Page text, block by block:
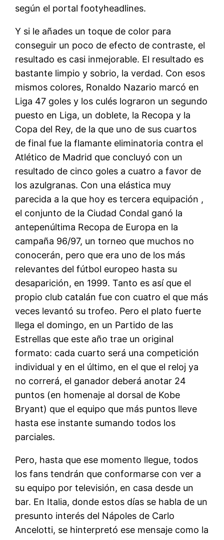
según el portal footyheadlines.
Y si le añades un toque de color para
conseguir un poco de efecto de contraste, el
resultado es casi inmejorable. El resultado es
bastante limpio y sobrio, la verdad. Con esos
mismos colores, Ronaldo Nazario marcó en
Liga 47 goles y los culés lograron un segundo
puesto en Liga, un doblete, la Recopa y la
Copa del Rey, de la que uno de sus cuartos
de final fue la flamante eliminatoria contra el
Atlético de Madrid que concluyó con un
resultado de cinco goles a cuatro a favor de
los azulgranas. Con una elástica muy
parecida a la que hoy es tercera equipación ,
el conjunto de la Ciudad Condal ganó la
antepenúltima Recopa de Europa en la
campaña 96/97, un torneo que muchos no
conocerán, pero que era uno de los más
relevantes del fútbol europeo hasta su
desaparición, en 1999. Tanto es así que el
propio club catalán fue con cuatro el que más
veces levantó su trofeo. Pero el plato fuerte
llega el domingo, en un Partido de las
Estrellas que este año trae un original
formato: cada cuarto será una competición
individual y en el último, en el que el reloj ya
no correrá, el ganador deberá anotar 24
puntos (en homenaje al dorsal de Kobe
Bryant) que el equipo que más puntos lleve
hasta ese instante sumando todos los
parciales.
Pero, hasta que ese momento llegue, todos
los fans tendrán que conformarse con ver a
su equipo por televisión, en casa desde un
bar. En Italia, donde estos días se habla de un
presunto interés del Nápoles de Carlo
Ancelotti, se hinterpretó ese mensaje como la